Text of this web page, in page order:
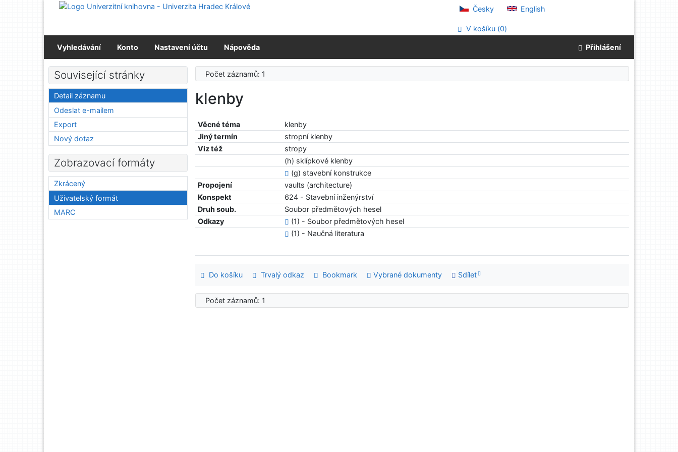
Přejít na obsah
Česky English
V košíku (0)
Vyhledávání Konto Nastavení účtu Nápověda Přihlášení
Počet záznamů: 1
klenby
Věcné téma
klenby
Jiný termín
stropní klenby
Viz též
stropy
(h) sklípkové klenby
(g) stavební konstrukce
Propojení
vaults (architecture)
Konspekt
624 - Stavební inženýrství
Druh soub.
Soubor předmětových hesel
Odkazy
(1) - Soubor předmětových hesel
(1) - Naučná literatura
Do košíku Trvalý odkaz Bookmark Vybrané dokumenty Sdílet
Počet záznamů: 1
Související stránky
Detail záznamu
Odeslat e-mailem
Export
Nový dotaz
Zobrazovací formáty
Zkrácený
Uživatelský formát
MARC